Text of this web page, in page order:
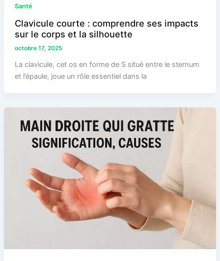
Santé
Clavicule courte : comprendre ses impacts
sur le corps et la silhouette
octobre 17, 2025
La clavicule, cet os en forme de S situé entre le sternum
et l’épaule, joue un rôle essentiel dans la